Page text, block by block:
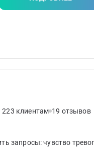
223 клиентам 19 отзывов
запросы: чувство